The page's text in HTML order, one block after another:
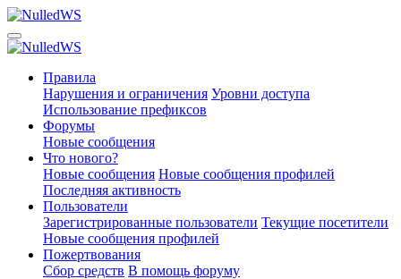
Правила
Нарушения и ограничения Уровни доступа
Использование префиксов
Форумы
Новые сообщения
Что нового?
Новые сообщения Новые сообщения профилей
Последняя активность
Пользователи
Зарегистрированные пользователи Текущие посетители
Новые сообщения профилей
Пожертвования
Сбор средств В помощь форуму